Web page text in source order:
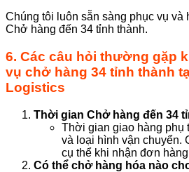
Chúng tôi luôn sẵn sàng phục vụ và
Chở hàng đến 34 tỉnh thành.
6. Các câu hỏi thường gặp
vụ chở hàng 34 tỉnh thành
Logistics
Thời gian Chở hàng đến 34
Thời gian giao hàng phụ
và loại hình vận chuyển.
cụ thể khi nhận đơn
Có thể chở hàng hóa nào